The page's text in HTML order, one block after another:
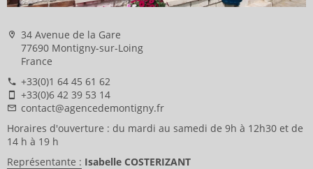
34 Avenue de la Gare
77690 Montigny-sur-Loing
France
+33(0)1 64 45 61 62
+33(0)6 42 39 53 14
contact@agencedemontigny.fr
Horaires d'ouverture : du mardi au samedi de 9h à 12h30 et de
14 h à 19 h
Représentante : Isabelle COSTERIZANT